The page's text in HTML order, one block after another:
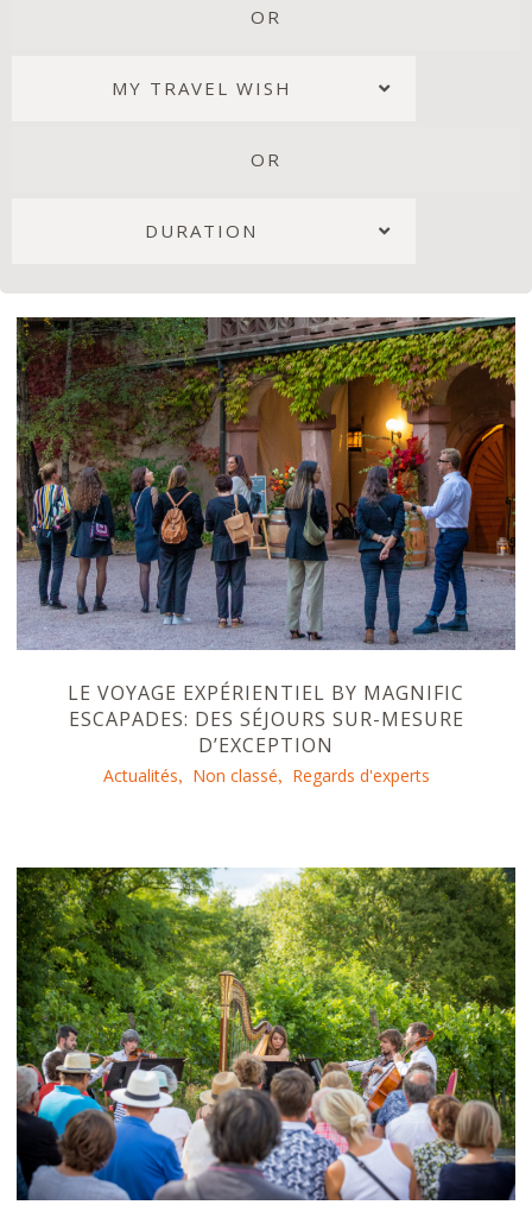
OR
MY TRAVEL WISH
OR
DURATION
LE VOYAGE EXPÉRIENTIEL BY MAGNIFIC
ESCAPADES: DES SÉJOURS SUR-MESURE
D’EXCEPTION
Actualités, Non classé, Regards d'experts